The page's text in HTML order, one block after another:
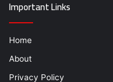
Important Links
Home
About
Privacy Policy